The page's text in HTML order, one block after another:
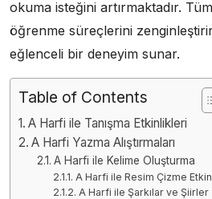
okuma isteğini artırmaktadır.
öğrenme süreçlerini
eğlenceli bir deneyim sunar.
Table of Contents
A Harfi ile Tanışma Etkinlikleri
A Harfi Yazma Alıştırmaları
A Harfi ile Kelime Oluşturma
A Harfi ile Resim Çizme
A Harfi ile Şarkılar ve Şiirler